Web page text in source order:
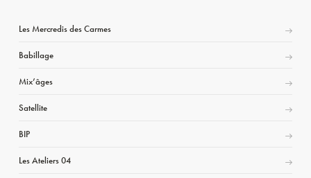
Les Mercredis des Carmes
Babillage
Mix’âges
Satellite
BIP
Les Ateliers 04